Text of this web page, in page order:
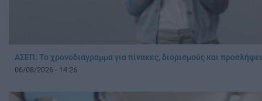
ΑΣΕΠ: Το χρονοδιάγραμμα για πίνακες, διορισμούς και
06/08/2026 - 14:26